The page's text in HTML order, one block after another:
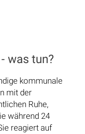
was tun?
kommunale
mit der
Ruhe,
während 24
reagiert auf